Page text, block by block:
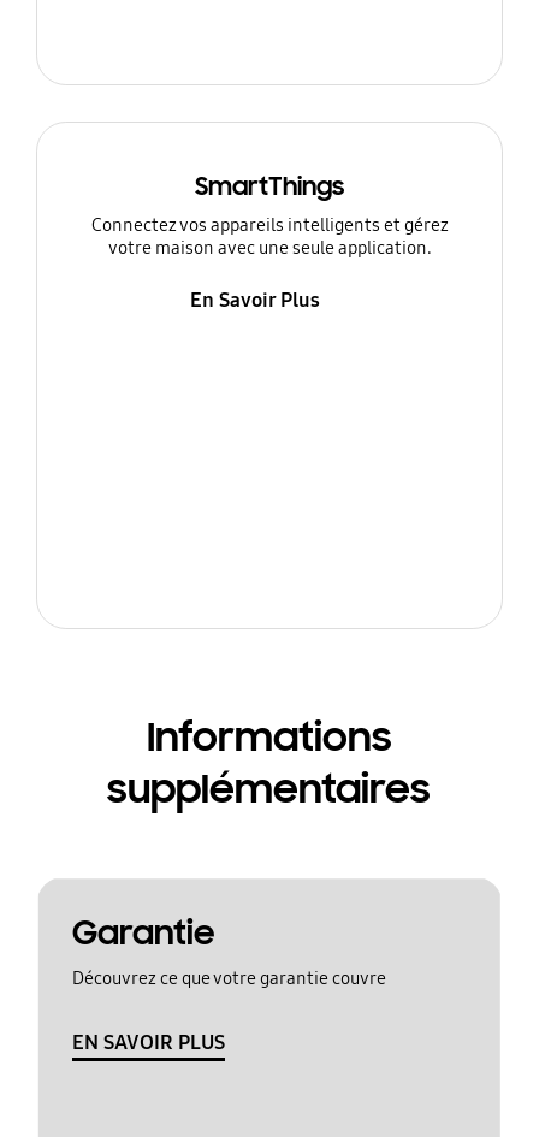
SmartThings
Connectez vos appareils intelligents et gérez
votre maison avec une seule application.
En Savoir Plus
Informations
supplémentaires
Garantie
Découvrez ce que votre garantie couvre
EN SAVOIR PLUS